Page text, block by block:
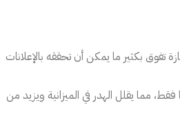
تفوق بكثير ما يمكن أن تحققه بالإعلانات
مما يقلل الهدر في الميزانية ويزيد من